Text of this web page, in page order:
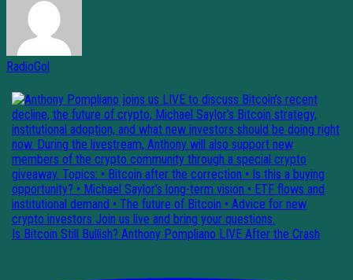
RadioGol
Is Bitcoin Still Bullish? Anthony Pompliano LIVE After the Crash